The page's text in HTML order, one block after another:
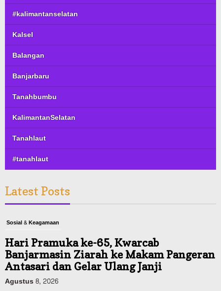
#kalimantanselatan
Kalsel
Balangan
Banjarbaru
Tanahbumbu
KalimantanSelatan
Tanahlaut
#tanahlaut
Latest Posts
Sosial & Keagamaan
Hari Pramuka ke-65, Kwarcab
Banjarmasin Ziarah ke Makam Pangeran
Antasari dan Gelar Ulang Janji
Agustus 8, 2026